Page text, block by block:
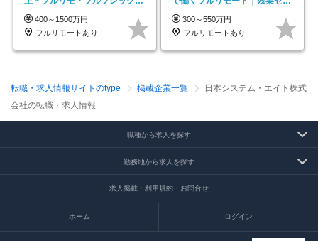
◆10名の採用が決定◆
400～1500万円
フルリモートあり
で18時退勤◎
300～550万円
フルリモートあり
転職・求人情報サイトのtype 掲載企業一覧
日本システム・エイト株式
会社の転職・求人情報
職種から求人を探す
勤務地から求人を探す
求人掲載・利用規約・お問合せ
ホーム ログイン